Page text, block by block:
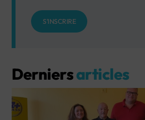
S'INSCRIRE
Derniersarticles